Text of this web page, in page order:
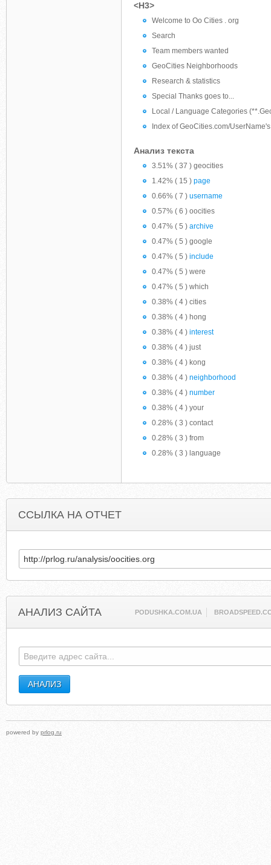
<H3>
Welcome to Oo Cities . org
Search
Team members wanted
GeoCities Neighborhoods
Research & statistics
Special Thanks goes to...
Local / Language Categories
Index of GeoCities.com/UserName's
Анализ текста
3.51% ( 37 ) geocities
1.42% ( 15 ) page
0.66% ( 7 ) username
0.57% ( 6 ) oocities
0.47% ( 5 ) archive
0.47% ( 5 ) google
0.47% ( 5 ) include
0.47% ( 5 ) were
0.47% ( 5 ) which
0.38% ( 4 ) cities
0.38% ( 4 ) hong
0.38% ( 4 ) interest
0.38% ( 4 ) just
0.38% ( 4 ) kong
0.38% ( 4 ) neighborhood
0.38% ( 4 ) number
0.38% ( 4 ) your
0.28% ( 3 ) contact
0.28% ( 3 ) from
0.28% ( 3 ) language
ССЫЛКА НА ОТЧЕТ
АНАЛИЗ САЙТА PODUSHKA.COM.UA
powered by prlog.ru